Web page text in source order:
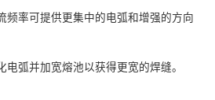
频率可提供更集中的电弧和增强的方向
弧并加宽熔池以获得更宽的焊缝。